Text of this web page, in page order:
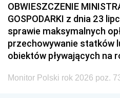
OBWIESZCZENIE
GOSPODARKI z dnia 23
sprawie maksymalnych
przechowywanie statków
obiektów pływających na
Monitor Polski rok 2026 poz.